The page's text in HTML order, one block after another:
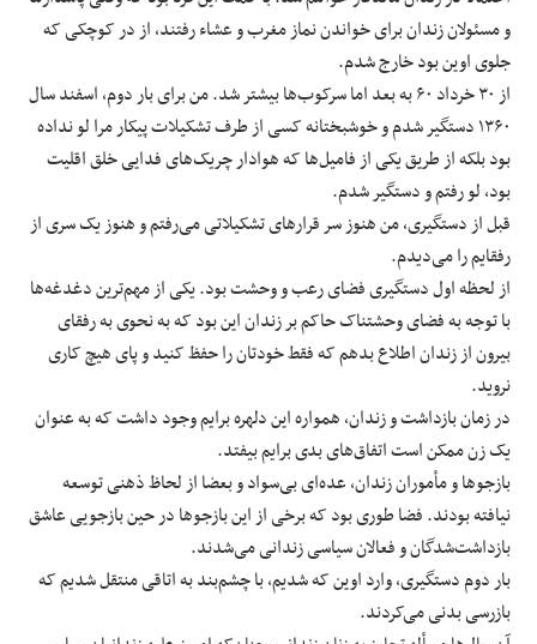
و مسئولان زندان برای خواندن نماز مغرب و عشاء رفتند، از در کوچکی که
جلوی اوین بود خارج شدم.
از ۳۰ خرداد ۶۰ به بعد اما سرکوب‌ها بیشتر شد. من برای بار دوم، اسفند سال
۱۳۶۰ دستگیر شدم و خوشبختانه کسی از طرف تشکیلات پیکار مرا لو نداده
بود بلکه از طریق یکی از فامیل‌ها که هوادار چریک‌های فدایی خلق اقلیت
بود، لو رفتم و دستگیر شدم.
قبل از دستگیری، من هنوز سر قرارهای تشکیلاتی می‌رفتم و هنوز یک سری از
رفقایم را می‌دیدم.
از لحظه اول دستگیری فضای رعب و وحشت بود. یکی از مهم‌ترین دغدغه‌ها
با توجه به فضای وحشتناک حاکم بر زندان این بود که به نحوی به رفقای
بیرون از زندان اطلاع بدهم که فقط خودتان را حفظ کنید و پای هیچ کاری
نروید.
در زمان بازداشت و زندان، همواره این دلهره برایم وجود داشت که به ‌عنوان
یک زن ممکن است اتفاق‌های بدی برایم بیفتد.
بازجوها و مأموران زندان، عده‌ای بی‌سواد و بعضا از لحاظ ذهنی توسعه
نیافته بودند. فضا طوری بود که برخی از این بازجوها در حین بازجویی عاشق
بازداشت‌شدگان و فعالان سیاسی زندانی می‌شدند.
بار دوم دستگیری، وارد اوین که شدیم، با چشم‌بند به اتاقی منتقل شدیم که
بازرسی بدنی می‌کردند.